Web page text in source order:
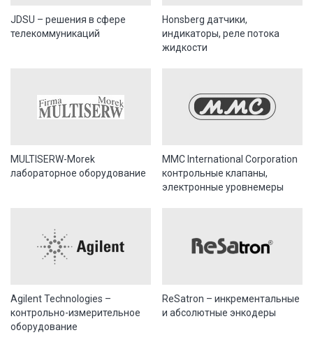
JDSU – решения в сфере
телекоммуникаций
Honsberg датчики,
индикаторы, реле потока
жидкости
MULTISERW-Morek
лабораторное оборудование
MMC International Corporation
контрольные клапаны,
электронные уровнемеры
Agilent Technologies –
контрольно-измерительное
оборудование
ReSatron – инкрементальные
и абсолютные энкодеры